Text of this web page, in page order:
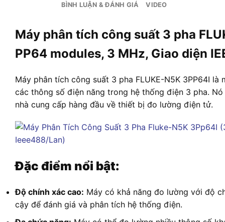
BÌNH LUẬN & ĐÁNH GIÁ VIDEO
Máy phân tích công suất 3 pha
PP64 modules, 3 MHz, Giao diện
Máy phân tích công suất 3 pha FLUKE-N5K 3PP64I
các thông số điện năng trong hệ thống điện 3 pha.
nhà cung cấp hàng đầu về thiết bị đo lường điện tử.
Đặc điểm nổi bật:
Độ chính xác cao: Máy có khả năng đo lường với độ
cậy để đánh giá và phân tích hệ thống điện.